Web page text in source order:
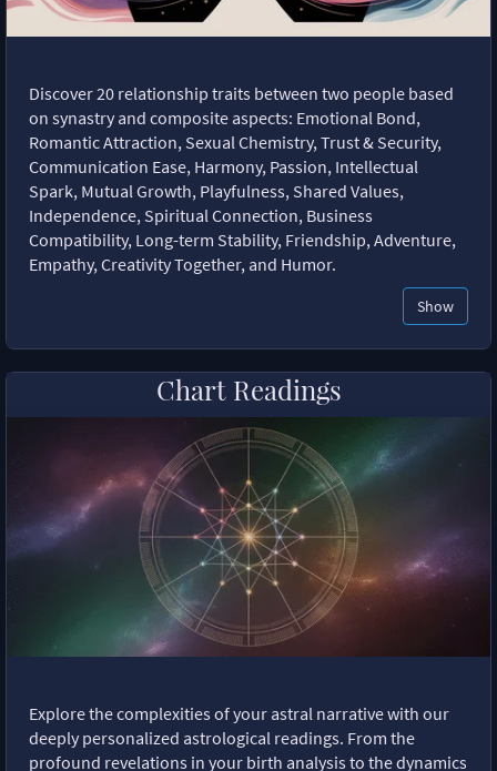
Discover 20 relationship traits between two people based
on synastry and composite aspects: Emotional Bond,
Romantic Attraction, Sexual Chemistry, Trust & Security,
Communication Ease, Harmony, Passion, Intellectual
Spark, Mutual Growth, Playfulness, Shared Values,
Independence, Spiritual Connection, Business
Compatibility, Long-term Stability, Friendship, Adventure,
Empathy, Creativity Together, and Humor.
Show
Chart Readings
Explore the complexities of your astral narrative with our
deeply personalized astrological readings. From the
profound revelations in your birth analysis to the dynamics